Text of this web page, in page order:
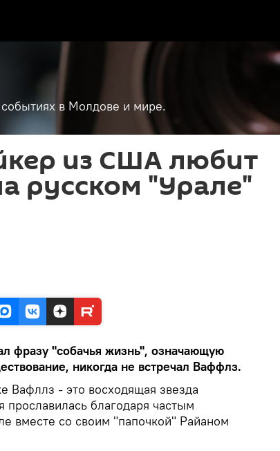
в Молдове и мире.
из США любит
русском "Урале"
фразу "собачья жизнь", означающую
никогда не встречал Ваффлз.
Вафллз - это восходящая звезда
прославилась благодаря частым
вместе со своим "папочкой" Райаном